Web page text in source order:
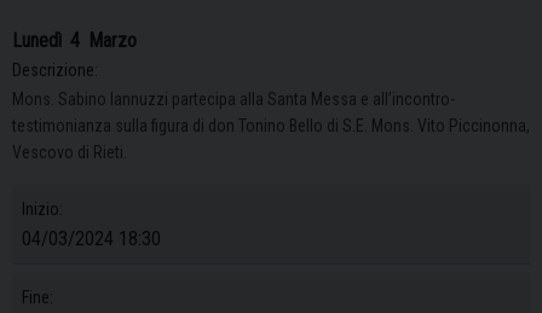
Lunedì 4 Marzo
Descrizione:
Mons. Sabino Iannuzzi partecipa alla Santa Messa e all’incontro-
testimonianza sulla figura di don Tonino Bello di S.E. Mons. Vito Piccinonna,
Vescovo di Rieti.
Inizio:
04/03/2024 18:30
Fine: